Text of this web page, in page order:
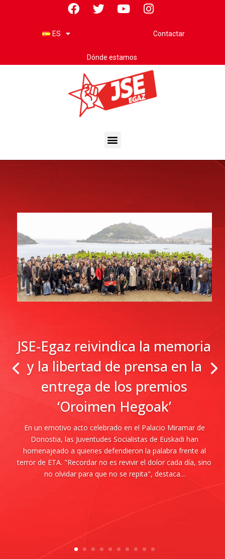
ES Contactar
Dónde estamos
JSE-Egaz reivindica la memoria
y la libertad de prensa en la
entrega de los premios
‘Oroimen Hegoak’
En un emotivo acto celebrado en el Palacio Miramar de
Donostia, las Juventudes Socialistas de Euskadi han
homenajeado a quienes defendieron la palabra frente al
terror de ETA. "Recordar no es revivir el dolor cada día, sino
no olvidar para que no se repita", destaca...